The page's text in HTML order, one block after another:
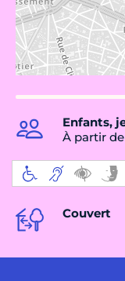
Enfants,
À partir de
Couvert